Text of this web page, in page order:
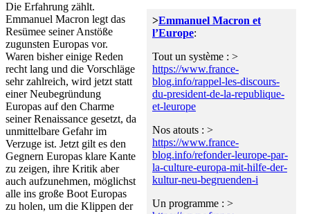
>Emmanuel Macron et
l’Europe:
Tout un système : >
https://www.france-
blog.info/rappel-les-discours-
du-president-de-la-republique-
et-leurope
Nos atouts : >
https://www.france-
blog.info/refonder-leurope-par-
la-culture-europa-mit-hilfe-der-
kultur-neu-begruenden-i
Un programme : >
Die Erfahrung zählt.
Emmanuel Macron legt das
Resümee seiner Anstöße
zugunsten Europas vor.
Waren bisher einige Reden
recht lang und die Vorschläge
sehr zahlreich, wird jetzt statt
einer Neubegründung
Europas auf den Charme
seiner Renaissance gesetzt, da
unmittelbare Gefahr im
Verzuge ist. Jetzt gilt es den
Gegnern Europas klare Kante
zu zeigen, ihre Kritik aber
auch aufzunehmen, möglichst
alle ins große Boot Europas
zu holen, um die Klippen der